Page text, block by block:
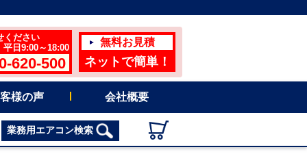
ください
日9:00～18:00
620-500
無料お見積
ネットで簡単！
様の声 会社概要
業務用エアコン検索